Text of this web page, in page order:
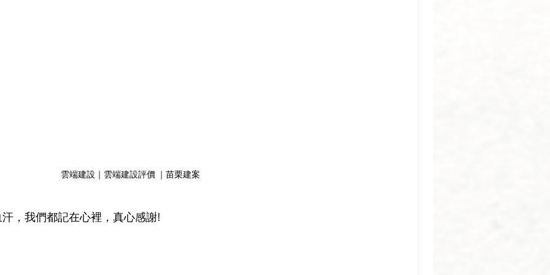
雲端建設｜雲端建設評價 ｜苗栗建案
，我們都記在心裡，真心感謝!